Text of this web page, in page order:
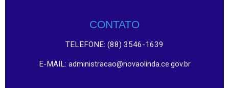
CONTATO
TELEFONE: (88) 3546-1639
E-MAIL: administracao@novaolinda.ce.gov.br